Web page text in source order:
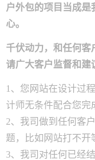
户外包的项目当成是
心。
千伏动力，和任何客
请广大客户监督和建
1、您网站在设计过
计师无条件配合您完
2、我司做到任何客
题，比如网站打不开
3、我司对任何已经